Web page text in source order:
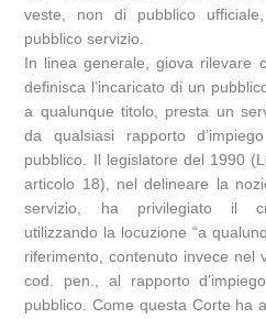
veste, non di pubblico
pubblico servizio.
In linea generale, giova rilevare
definisca l’incaricato di un
a qualunque titolo, presta un
da qualsiasi rapporto
pubblico. Il legislatore del 1990
articolo 18), nel delineare la
servizio, ha privilegiato il
utilizzando la locuzione “a
riferimento, contenuto invece nel
cod. pen., al rapporto
pubblico. Come questa Corte ha